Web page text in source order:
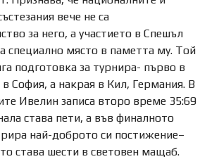
вече не са
за него, а участието в Спешъл
специално място в паметта му. Той
подготовка за турнира- първо в
в София, а накрая в Кил, Германия. В
Ивелин записа второ време 35:69
става пети, а във финалното
най-доброто си постижение–
става шести в световен мащаб.